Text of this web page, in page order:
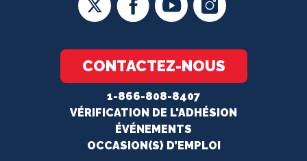
CONTACTEZ-NOUS
1-866-808-8407
VÉRIFICATION DE L'ADHÉSION
ÉVÉNEMENTS
OCCASION(S) D’EMPLOI